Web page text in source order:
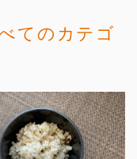
てのカテゴ